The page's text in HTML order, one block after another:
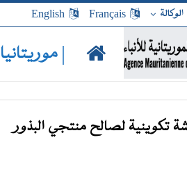
الوكالة Français
English
| موريتانيا
تكوينية لصالح منتجي البذور